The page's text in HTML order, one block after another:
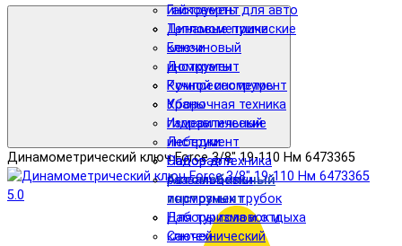
инструмент
Тепловые пушки
Бензиновый
инструмент
Ручной инструмент
Уборочная техника
Измерительный
инструмент
Садовая техника
Автомобильный
инструмент
Для туризма и отдыха
Сантехнический
Гайковерты для авто
Динамометрические
ключи
Домкраты
Компрессометры
Краны
гидравлические
Лебедки
Набор для
развальцовки
тормозных трубок
Наборы головок и
ключей
Динамометрический ключ Force 3/8" 19-110 Нм 6473365
5.0